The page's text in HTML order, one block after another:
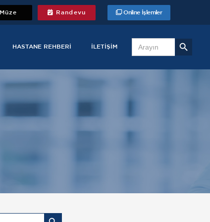
Müze Randevu Online İşlemler
HASTANE REHBERI İLETIŞIM
Search
for:
Search Button
Search Button